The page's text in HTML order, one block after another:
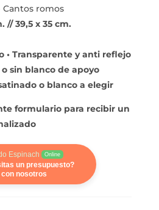
Cantos romos
// 39,5 x 35 cm.
• Transparente y anti reflejo
sin blanco de apoyo
o blanco a elegir
formulario para recibir un
Espinach Online
un presupuesto?
nosotros